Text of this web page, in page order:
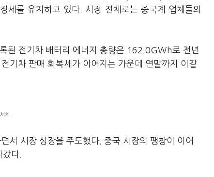
를 유지하고 있다. 시장 전체로는 중국계 업체들의
된 전기차 배터리 에너지 총량은 162.0GWh로 전년
기차 판매 회복세가 이어지는 가운데 연말까지 이같
치
서 시장 성장을 주도했다. 중국 시장의 팽창이 이어
다.